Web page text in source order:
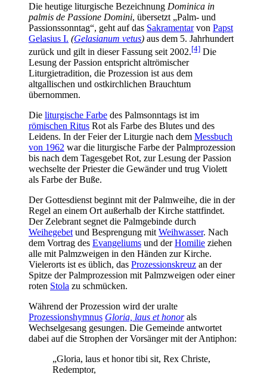
Die heutige liturgische Bezeichnung Dominica in
palmis de Passione Domini, übersetzt „Palm- und
Passionssonntag“, geht auf das Sakramentarvon Papst
Gelasius I. (Gelasianum vetus) aus dem 5. Jahrhundert
zurück und gilt in dieser Fassung seit 2002.[4] Die
Lesung der Passion entspricht altrömischer
Liturgietradition, die Prozession ist aus dem
altgallischen und ostkirchlichen Brauchtum
übernommen.
Die liturgische Farbe des Palmsonntags ist im
römischen Ritus Rot als Farbe des Blutes und des
Leidens. In der Feier der Liturgie nach dem Messbuch
von 1962 war die liturgische Farbe der Palmprozession
bis nach dem Tagesgebet Rot, zur Lesung der Passion
wechselte der Priester die Gewänder und trug Violett
als Farbe der Buße.
Der Gottesdienst beginnt mit der Palmweihe, die in der
Regel an einem Ort außerhalb der Kirche stattfindet.
Der Zelebrant segnet die Palmgebinde durch
Weihegebet und Besprengung mit Weihwasser. Nach
dem Vortrag des Evangeliums und derHomilie ziehen
alle mit Palmzweigen in den Händen zur Kirche.
Vielerorts ist es üblich, das Prozessionskreuz an der
Spitze der Palmprozession mit Palmzweigen oder einer
roten Stola zu schmücken.
Während der Prozession wird der uralte
Prozessionshymnus Gloria, laus et honorals
Wechselgesang gesungen. Die Gemeinde antwortet
dabei auf die Strophen der Vorsänger mit der Antiphon:
„Gloria, laus et honor tibi sit, Rex Christe,
Redemptor,